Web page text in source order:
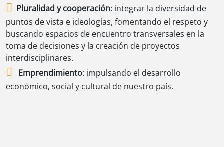
Pluralidad y cooperación: integrar la diversidad de
puntos de vista e ideologías, fomentando el respeto y
buscando espacios de encuentro transversales en la
toma de decisiones y la creación de proyectos
interdisciplinares.
Emprendimiento: impulsando el desarrollo
económico, social y cultural de nuestro país.